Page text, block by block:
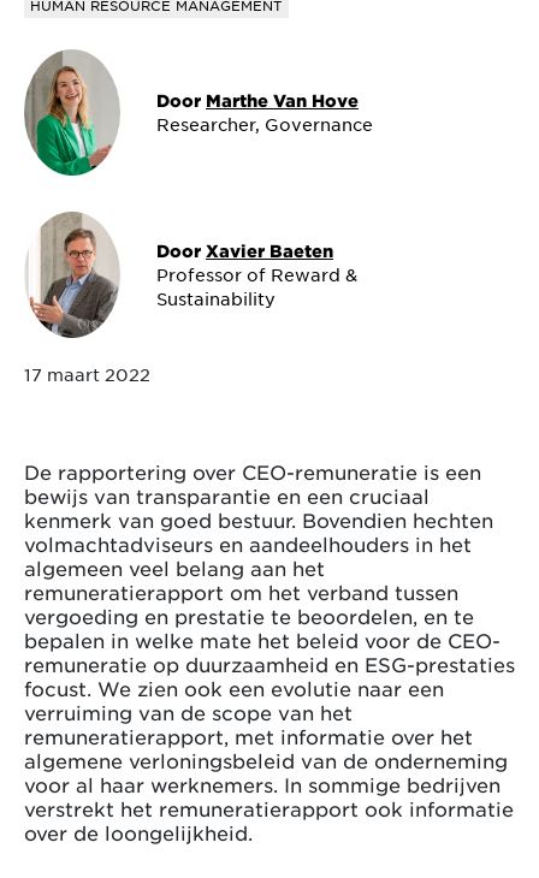
HUMAN RESOURCE MANAGEMENT
Door Marthe Van Hove
Researcher, Governance
Door Xavier Baeten
Professor of Reward &
Sustainability
17 maart 2022
De rapportering over CEO-remuneratie is een
bewijs van transparantie en een cruciaal
kenmerk van goed bestuur. Bovendien hechten
volmachtadviseurs en aandeelhouders in het
algemeen veel belang aan het
remuneratierapport om het verband tussen
vergoeding en prestatie te beoordelen, en te
bepalen in welke mate het beleid voor de CEO-
remuneratie op duurzaamheid en ESG-prestaties
focust. We zien ook een evolutie naar een
verruiming van de scope van het
remuneratierapport, met informatie over het
algemene verloningsbeleid van de onderneming
voor al haar werknemers. In sommige bedrijven
verstrekt het remuneratierapport ook informatie
over de loongelijkheid.